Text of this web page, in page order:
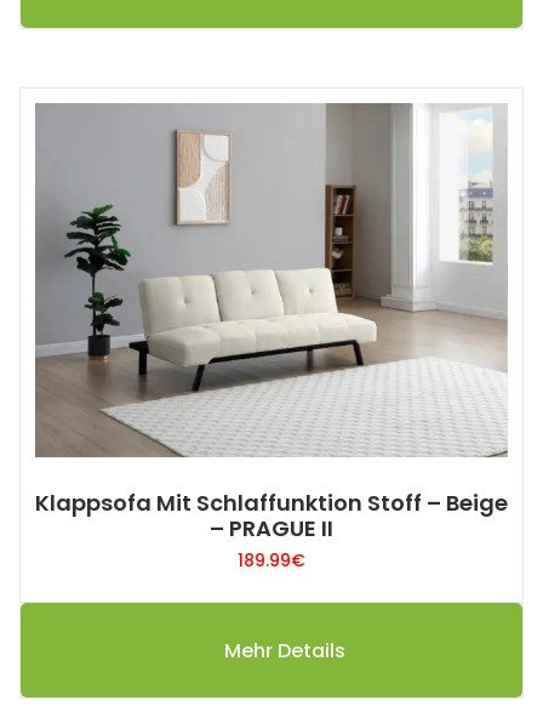
Klappsofa Mit Schlaffunktion Stoff – Beige
– PRAGUE II
189.99€
Mehr Details